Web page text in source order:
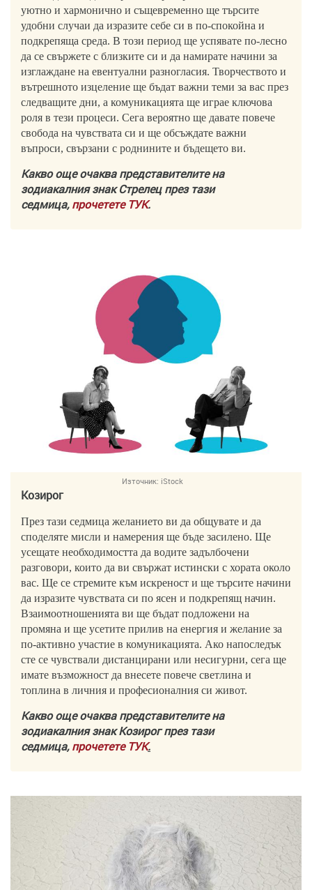
уютно и хармонично и същевременно ще търсите
удобни случаи да изразите себе си в по-спокойна и
подкрепяща среда. В този период ще успявате по-лесно
да се свържете с близките си и да намирате начини за
изглаждане на евентуални разногласия. Творчеството и
вътрешното изцеление ще бъдат важни теми за вас през
следващите дни, а комуникацията ще играе ключова
роля в тези процеси. Сега вероятно ще давате повече
свобода на чувствата си и ще обсъждате важни
въпроси, свързани с роднините и бъдещето ви.
Какво още очаква представителите на
зодиакалния знак Стрелец през тази
седмица,прочетете ТУК.
Източник: iStock
Козирог
През тази седмица желанието ви да общувате и да
споделяте мисли и намерения ще бъде засилено. Ще
усещате необходимостта да водите задълбочени
разговори, които да ви свържат истински с хората около
вас. Ще се стремите към искреност и ще търсите начини
да изразите чувствата си по ясен и подкрепящ начин.
Взаимоотношенията ви ще бъдат подложени на
промяна и ще усетите прилив на енергия и желание за
по-активно участие в комуникацията. Ако напоследък
сте се чувствали дистанцирани или несигурни, сега ще
имате възможност да внесете повече светлина и
топлина в личния и професионалния си живот.
Какво още очаква представителите на
зодиакалния знак Козирог през тази
седмица,прочетете ТУК.